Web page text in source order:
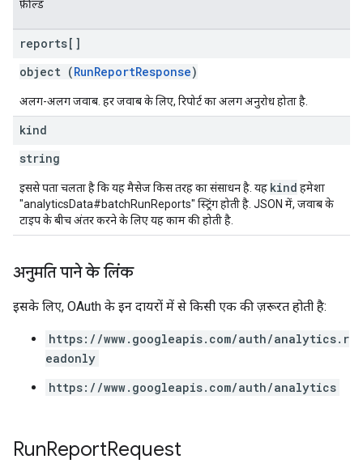
फ़ील्ड
reports[]
object (RunReportResponse)
अलग-अलग जवाब. हर जवाब के लिए, रिपोर्ट का अलग अनुरोध होता है.
kind
string
इससे पता चलता है कि यह मैसेज किस तरह का संसाधन है. यह kind हमेशा
"analyticsData#batchRunReports" स्ट्रिंग होती है. JSON में, जवाब के
टाइप के बीच अंतर करने के लिए यह काम की होती है.
अनुमति पाने के लिंक
इसके लिए, OAuth के इन दायरों में से किसी एक की ज़रूरत होती है:
https://www.googleapis.com/auth/analytics.r
eadonly
https://www.googleapis.com/auth/analytics
RunReportRequest